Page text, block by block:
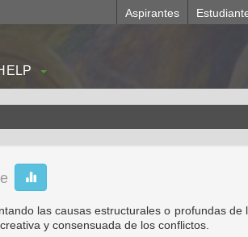
Aspirantes
las causas estructurales o profundas
y consensuada de los conflictos.